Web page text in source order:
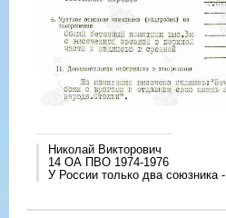
Николай Викторович
14 ОА ПВО 1974-1976
У России только два союзника